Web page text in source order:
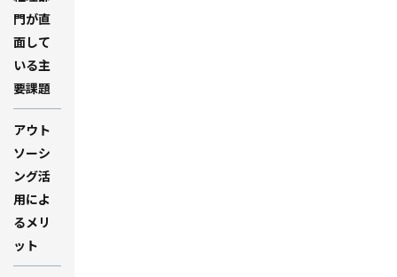
門が直
面して
いる主
要課題
アウト
ソーシ
ング活
用によ
るメリ
ット